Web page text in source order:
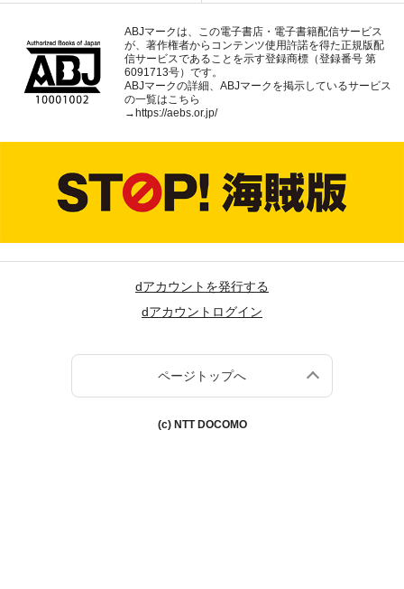
ABJマークは、この電子書店・電子書籍配信サービス
が、著作権者からコンテンツ使用許諾を得た正規版配
信サービスであることを示す登録商標（登録番号 第
6091713号）です。
ABJマークの詳細、ABJマークを掲示しているサービス
の一覧はこちら
→https://aebs.or.jp/
dアカウントを発行する
dアカウントログイン
ページトップへ
(c) NTT DOCOMO